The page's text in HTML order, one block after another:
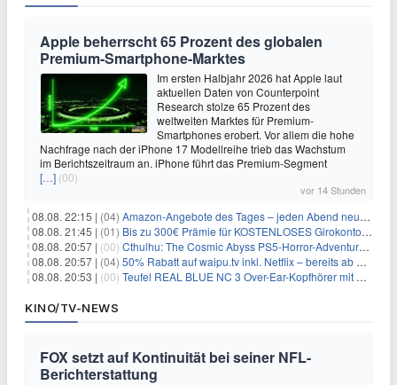
Apple beherrscht 65 Prozent des globalen
Premium-Smartphone-Marktes
Im ersten Halbjahr 2026 hat Apple laut
aktuellen Daten von Counterpoint
Research stolze 65 Prozent des
weltweiten Marktes für Premium-
Smartphones erobert. Vor allem die hohe
Nachfrage nach der iPhone 17 Modellreihe trieb das Wachstum
im Berichtszeitraum an. iPhone führt das Premium-Segment
[…] (00)
vor 14 Stunden
08.08. 22:15 | (04) Amazon-Angebote des Tages – jeden Abend neue Deals zum Stöbern
08.08. 21:45 | (01) Bis zu 300€ Prämie für KOSTENLOSES Girokonto bei der Santander – 50€ schon nach 1 Woche!
08.08. 20:57 | (00) Cthulhu: The Cosmic Abyss PS5-Horror-Adventure für 27,99€
08.08. 20:57 | (04) 50% Rabatt auf waipu.tv inkl. Netflix – bereits ab 9€/Monat (statt 17,99€)
08.08. 20:53 | (00) Teufel REAL BLUE NC 3 Over-Ear-Kopfhörer mit ANC für 149,99€
KINO/TV-NEWS
FOX setzt auf Kontinuität bei seiner NFL-
Berichterstattung